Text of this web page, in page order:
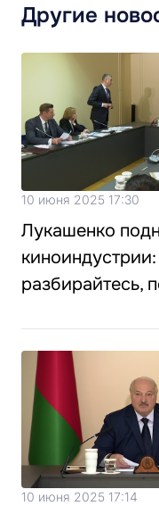
Другие
10 июня 2025 17:30
Лукашенко
разбирайтесь,
10 июня 2025 17:14